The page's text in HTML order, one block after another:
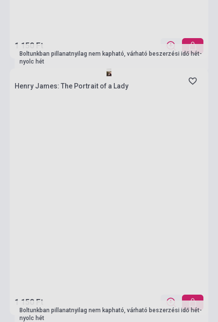
1 150 Ft
Boltunkban pillanatnyilag nem kapható, várható beszerzési idő hét-
nyolc hét
Henry James: The Portrait of a Lady
1 150 Ft
Boltunkban pillanatnyilag nem kapható, várható beszerzési idő hét-
nyolc hét